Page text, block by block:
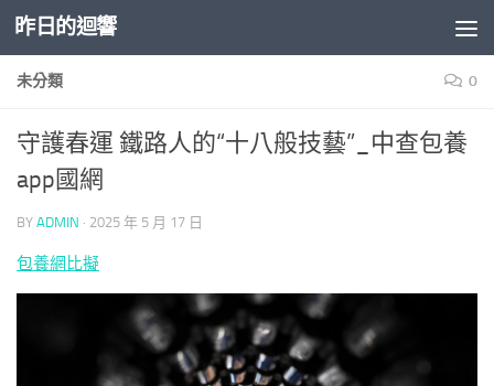
Skip to content
昨日的迴響
未分類 0
守護春運 鐵路人的“十八般技藝”_中查包養
app國網
BY ADMIN · 2025 年 5 月 17 日
包養網比擬